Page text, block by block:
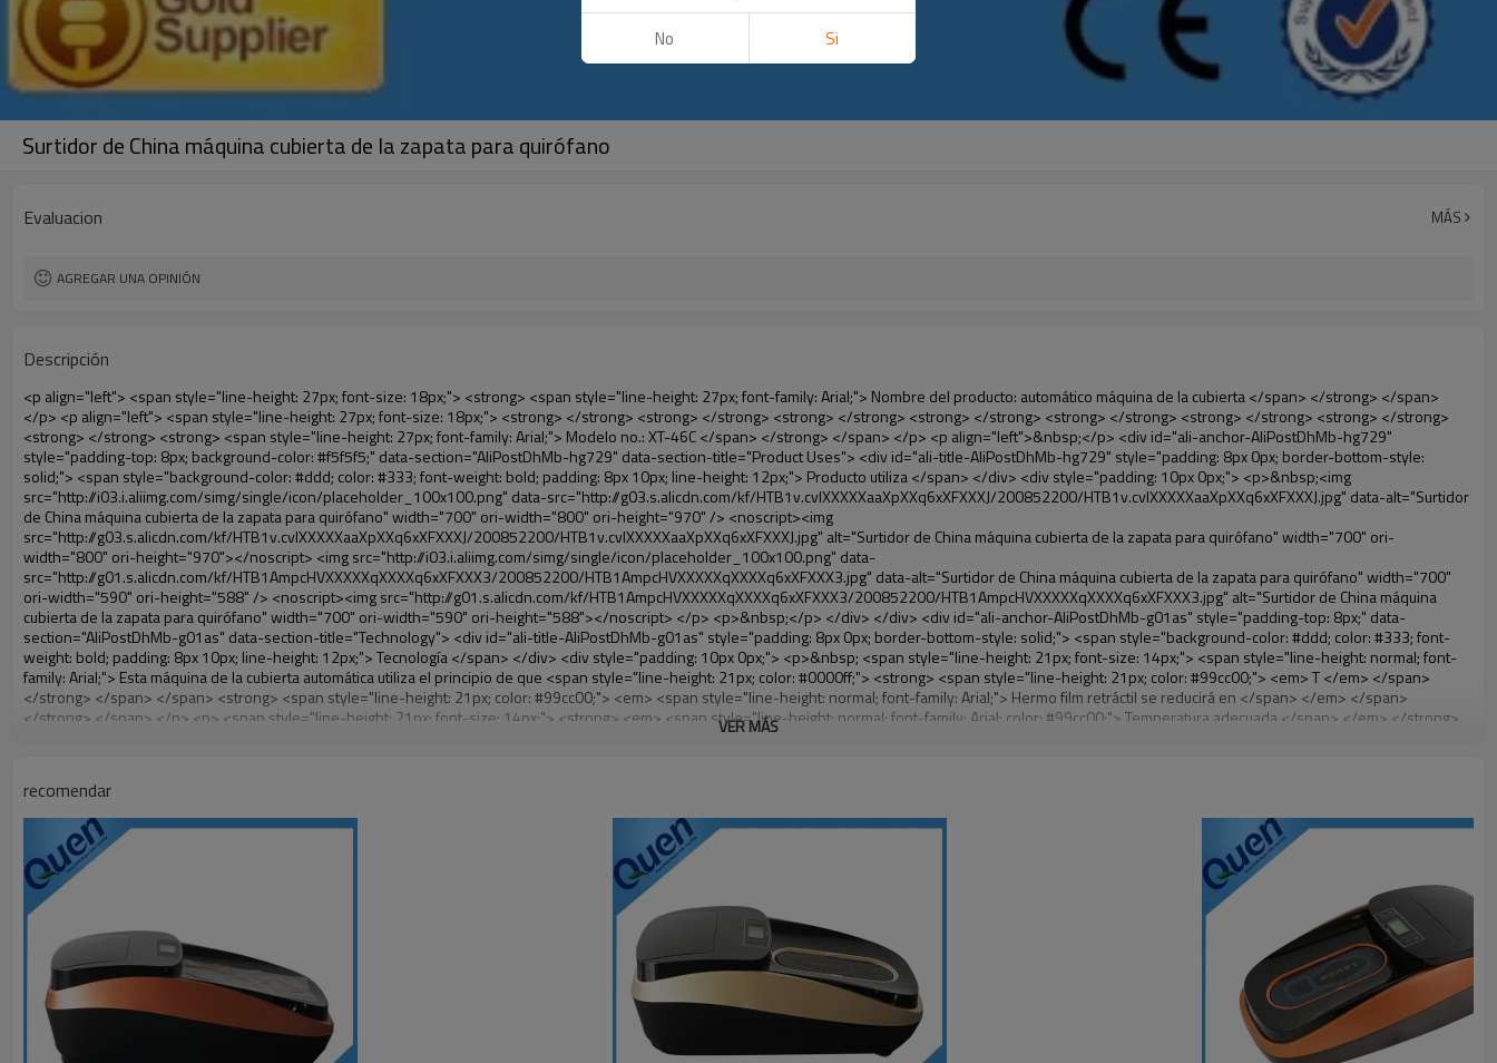
Surtidor de China máquina cubierta de la zapata para quirófano
Evaluacion MÁS
AGREGAR UNA OPINIÓN
Descripción
<p align="left"> <span style="line-height: 27px; font-size: 18px;"> <strong> <span style="line-height: 27px; font-family: Arial;"> Nombre del producto: automático máquina de la cubierta </span> </strong> </span> </p> <p align="left"> <span style="line-height: 27px; font-size: 18px;"> <strong> </strong> <strong> </strong> <strong> </strong> <strong> </strong> <strong> </strong> <strong> </strong> <strong> </strong> <strong> </strong> <strong> <span style="line-height: 27px; font-family: Arial;"> Modelo no.: XT-46C </span> </strong> </span> </p> <p align="left">&nbsp;</p> <div id="ali-anchor-AliPostDhMb-hg729" style="padding-top: 8px; background-color: #f5f5f5;" data-section="AliPostDhMb-hg729" data-section-title="Product Uses"> <div id="ali-title-AliPostDhMb-hg729" style="padding: 8px 0px; border-bottom-style: solid;"> <span style="background-color: #ddd; color: #333; font-weight: bold; padding: 8px 10px; line-height: 12px;"> Producto utiliza </span> </div> <div style="padding: 10px 0px;"> <p>&nbsp;<img src="http://i03.i.aliimg.com/simg/single/icon/placeholder_100x100.png" data-src="http://g03.s.alicdn.com/kf/HTB1v.cvIXXXXXaaXpXXq6xXFXXXJ/200852200/HTB1v.cvIXXXXXaaXpXXq6xXFXXXJ.jpg" data-alt="Surtidor de China máquina cubierta de la zapata para quirófano" width="700" ori-width="800" ori-height="970" /> <noscript><img src="http://g03.s.alicdn.com/kf/HTB1v.cvIXXXXXaaXpXXq6xXFXXXJ/200852200/HTB1v.cvIXXXXXaaXpXXq6xXFXXXJ.jpg" alt="Surtidor de China máquina cubierta de la zapata para quirófano" width="700" ori-width="800" ori-height="970"></noscript> <img src="http://i03.i.aliimg.com/simg/single/icon/placeholder_100x100.png" data-src="http://g01.s.alicdn.com/kf/HTB1AmpcHVXXXXXqXXXXq6xXFXXX3/200852200/HTB1AmpcHVXXXXXqXXXXq6xXFXXX3.jpg" data-alt="Surtidor de China máquina cubierta de la zapata para quirófano" width="700" ori-width="590" ori-height="588" /> <noscript><img src="http://g01.s.alicdn.com/kf/HTB1AmpcHVXXXXXqXXXXq6xXFXXX3/200852200/HTB1AmpcHVXXXXXqXXXXq6xXFXXX3.jpg" alt="Surtidor de China máquina cubierta de la zapata para quirófano" width="700" ori-width="590" ori-height="588"></noscript> </p> <p>&nbsp;</p> </div> </div> <div id="ali-anchor-AliPostDhMb-g01as" style="padding-top: 8px;" data-section="AliPostDhMb-g01as" data-section-title="Technology"> <div id="ali-title-AliPostDhMb-g01as" style="padding: 8px 0px; border-bottom-style: solid;"> <span style="background-color: #ddd; color: #333; font-weight: bold; padding: 8px 10px; line-height: 12px;"> Tecnología </span> </div> <div style="padding: 10px 0px;"> <p>&nbsp; <span style="line-height: 21px; font-size: 14px;"> <span style="line-height: normal; font-family: Arial;"> Esta máquina de la cubierta automática utiliza el principio de que <span style="line-height: 21px; color: #0000ff;"> <strong> <span style="line-height: 21px; color: #99cc00;"> <em> T </em> </span> </strong> </span> </span> <strong> <span style="line-height: 21px; color: #99cc00;"> <em> <span style="line-height: normal; font-family: Arial;"> Hermo film retráctil se reducirá en </span> </em> </span> </strong> </span> </p> <p> <span style="line-height: 21px; font-size: 14px;"> <strong> <em> <span style="line-height: normal; font-family: Arial; color: #99cc00;"> Temperatura adecuada </span> </em> </strong> <span style="line-height: normal; font-family: Arial;"> <strong> <em> <span style="line-height: 21px; color: #99cc00;"> . </span> </em> </strong> Tecnología diferente de otros cubierta del zapato </span> <span style="line-height: normal; font-family: Arial;"> Máquina </span> <span style="line-height: normal; font-family: Arial;"> . </span> </span> </p> <p> <span style="line-height: 21px; font-size: 14px;"> <span style="line-height: normal; font-family: Arial;"> Puede <span style="line-height: 21px; color: #0000ff;"> </span> </span> <em> <span style="line-height: normal; font-weight: bold; font-family: Arial; color: #99cc00;"> Automáticamente </span> </em> <span style="line-height: normal; font-family: Arial;"> <em> <span style="line-height: 21px; color: #99cc00;"> </span> </em> Salidas y corta la película de PVC y </span> <em> <span style="line-height: normal; font-weight: bold; font-family: Arial; color: #99cc00;"> Proporcionar aire caliente. </span> </em> </span> </p> <p><br> <strong> <span style="line-height: 21px; font-size: 14px;"> <span style="line-height: normal; font-family: Arial;"> Que </span> <span style="line-height: 18px;"> <span style="line-height: normal; font-family: Arial;"> Sólo toma tres </span> </span> <span style="line-height: normal; font-family: Arial;"> Segundos para hacer que el PVC película en zapatos cubierta del zapato y abrigos de las personas </span> <span style="line-height: normal; font-family: Arial;"> . </span> </span> </strong> </p> <p>&nbsp;</p> <p>&nbsp;</p> <p> <strong> <span style="line-height: 36px; color: #99cc00; font-size: 24px;"> <em> <span style="line-height: 21px;"> <span style="line-height: normal; font-family: Arial;"> Automática máquina de la cubierta </span> </span> </em> </span> </strong> </p> <p> <span style="line-height: 27px; font-size: 18px; color: #99cc00;"> <em> <span style="line-height: 21px;"> <span style="line-height: normal; font-family: Arial;"> Para proporcionar un ambiente limpio! </span> </span> </em> </span> </p> <p>&nbsp;</p> </div> </div> <div id="ali-anchor-AliPostDhMb-lcfkj" style="padding-top: 8px;" data-section="AliPostDhMb-lcfkj" data-section-title="Product Description"> <div id="ali-title-AliPostDhMb-lcfkj" style="padding: 8px 0px; border-bottom-style: solid;"> <span style="background-color: #ddd; color: #333; font-weight: bold; padding: 8px 10px; line-height: 12px;"> Descripción del producto </span> </div> <div style="padding: 10px 0px;"><p>&nbsp;<img src="http://i03.i.aliimg.com/simg/single/icon/placeholder_100x100.png" data-src="http://g01.s.alicdn.com/kf/HTB18lcbIXXXXXbEXVXXq6xXFXXXF/200852200/HTB18lcbIXXXXXbEXVXXq6xXFXXXF.jpg" data-alt="Surtidor de China máquina cubierta de la zapata para quirófano" width="700" ori-width="785" ori-height="559" /> <noscript><img src="http://g01.s.alicdn.com/kf/HTB18lcbIXXXXXbEXVXXq6xXFXXXF/200852200/HTB18lcbIXXXXXbEXVXXq6xXFXXXF.jpg" alt="Surtidor de China máquina cubierta de la zapata para quirófano" width="700" ori-width="785" ori-height="559"></noscript> </p></div> </div> <p data-section-blank="AliPostDhMb-lcfkj">&nbsp;</p> <p data-section-blank="AliPostDhMb-lcfkj"><img src="http://i03.i.aliimg.com/simg/single/icon/placeholder_100x100.png" data-src="http://g03.s.alicdn.com/kf/HTB1t2oxIXXXXXXOXpXXq6xXFXXXF/200852200/HTB1t2oxIXXXXXXOXpXXq6xXFXXXF.jpg" data-alt="Surtidor de China máquina cubierta de la zapata para quirófano" width="700" ori-width="800" ori-height="654" /> <noscript><img src="http://g03.s.alicdn.com/kf/HTB1t2oxIXXXXXXOXpXXq6xXFXXXF/200852200/HTB1t2oxIXXXXXXOXpXXq6xXFXXXF.jpg" alt="Surtidor de China máquina cubierta de la zapata para quirófano" width="700" ori-width="800" ori-height="654"></noscript> </p> <p data-section-blank="AliPostDhMb-g01as">&nbsp;</p> <div id="ali-anchor-AliPostDhMb-ktqz1" style="padding-top: 8px;" data-section="AliPostDhMb-ktqz1" data-section-title="Product Advantages"> <div id="ali-title-AliPostDhMb-ktqz1" style="padding: 8px 0px; border-bottom-style: solid;"> <span style="background-color: #ddd; color: #333; font-weight: bold; padding: 8px 10px; line-height: 12px;"> Ventajas del producto </span> </div> <div style="padding: 10px 0px;"> <p>&nbsp;</p> <table class="aliDataTable" style="width: 600px; height: 436px;"><tbody> <tr style="height: 34.35pt;" align="left"><td style="width: 598pt;" colspan="2" valign="center"><p> <span style="line-height: normal; font-weight: bold; font-size: 12pt; font-family: Arial;"> Ventaja de Quen Shoe machine: </span> </p></td></tr> <tr style="height: 53.95pt;" align="left"> <td style="width: 181.85pt;" valign="center"><p><span style="line-height: normal; font-weight: bold; font-family: arial, helvetica, sans-serif; color: #008000; font-size: 14px;">1. Económico&nbsp; &nbsp;&nbsp;</span></p></td> <td style="width: 416.15pt;" valign="center"> <p> <span style="line-height: normal; font-family: arial, helvetica, sans-serif; font-size: 14px;"> El costo de nuestra película de PVC cubierta del zapato es económico que los tradicionales, el espesor es 28&mu;m </span> </p> <p> <span style="line-height: normal; font-family: arial, helvetica, sans-serif; font-size: 14px;"> Es más durable </span> </p> </td> </tr> <tr style="height: 52pt;" align="left"> <td valign="center"><p><span style="line-height: normal; font-weight: bold; font-family: arial, helvetica, sans-serif; color: #008000; font-size: 14px;">2. Gran capacidad</span></p></td> <td valign="center"> <p> <span style="line-height: normal; font-family: arial, helvetica, sans-serif; font-size: 14px;"> Un rollo de película puede hacer 500 pares cubierta del zapato, para otros máquina de la cubierta, </span> </p> <p> <span style="line-height: normal; font-family: arial, helvetica, sans-serif; font-size: 14px;"> La capacidad es de sólo 50-100 pares de zapatos cubierta </span> </p> </td> </tr> <tr style="height: 53pt;" align="left"> <td valign="center"><p><span style="line-height: normal; font-weight: bold; font-family: arial, helvetica, sans-serif; color: #008000; font-size: 14px;">3. Larga vida útil</span></p></td> <td valign="center"><p> <span style="line-height: normal; font-family: arial, helvetica, sans-s
VER MÁS
recomendar
No Si